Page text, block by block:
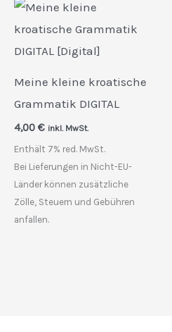
Meine kleine kroatische
Grammatik DIGITAL
4,00 € inkl. MwSt.
Enthält 7% red. MwSt.
Bei Lieferungen in Nicht-EU-
Länder können zusätzliche
Zölle, Steuern und Gebühren
anfallen.